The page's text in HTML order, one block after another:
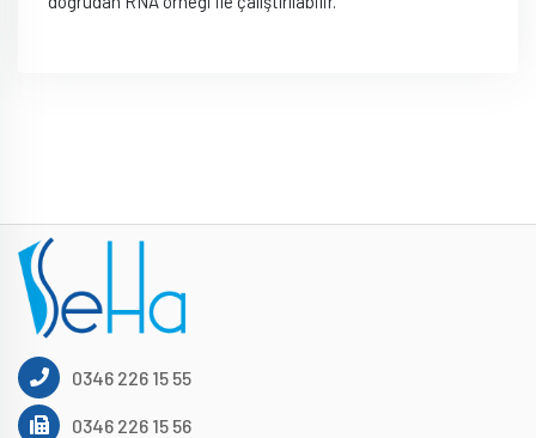
0346 226 15 55
0346 226 15 56